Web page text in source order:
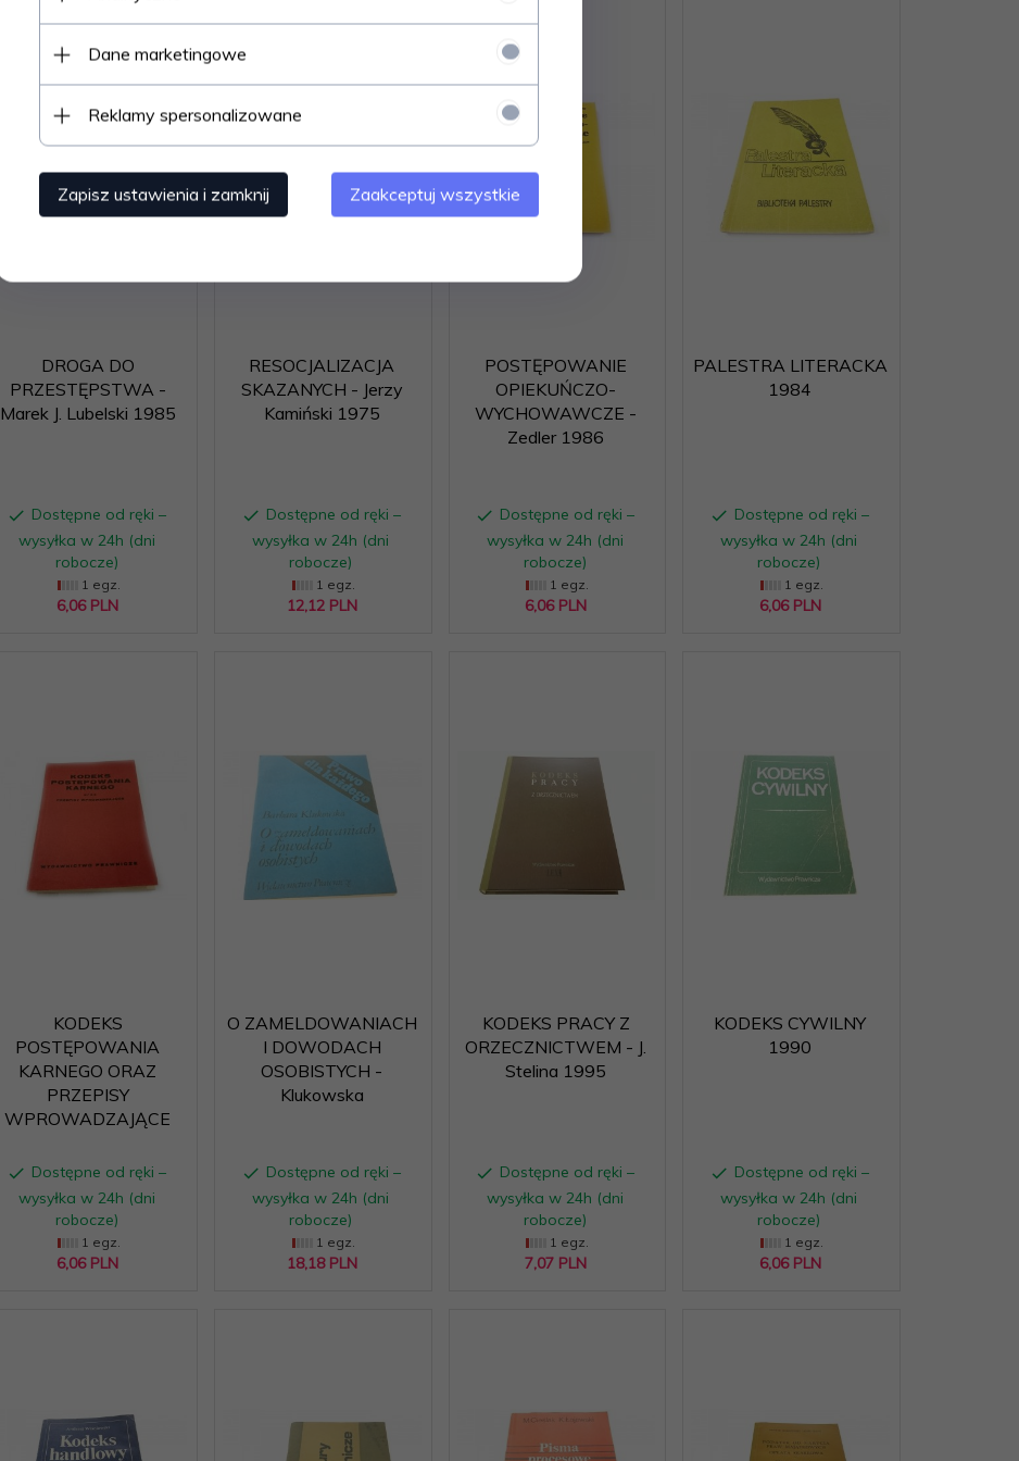
DROGA DO
PRZESTĘPSTWA -
Marek J. Lubelski 1985
Dostępne od ręki –
wysyłka w 24h (dni
robocze)
1 egz.
6,06 PLN
RESOCJALIZACJA
SKAZANYCH - Jerzy
Kamiński 1975
Dostępne od ręki –
wysyłka w 24h (dni
robocze)
1 egz.
12,12 PLN
POSTĘPOWANIE
OPIEKUŃCZO-
WYCHOWAWCZE -
Zedler 1986
Dostępne od ręki –
wysyłka w 24h (dni
robocze)
1 egz.
6,06 PLN
PALESTRA LITERACKA
1984
Dostępne od ręki –
wysyłka w 24h (dni
robocze)
1 egz.
6,06 PLN
KODEKS
POSTĘPOWANIA
KARNEGO ORAZ
PRZEPISY
WPROWADZAJĄCE
Dostępne od ręki –
wysyłka w 24h (dni
robocze)
1 egz.
6,06 PLN
O ZAMELDOWANIACH
I DOWODACH
OSOBISTYCH -
Klukowska
Dostępne od ręki –
wysyłka w 24h (dni
robocze)
1 egz.
18,18 PLN
KODEKS PRACY Z
ORZECZNICTWEM - J.
Stelina 1995
Dostępne od ręki –
wysyłka w 24h (dni
robocze)
1 egz.
7,07 PLN
KODEKS CYWILNY
1990
Dostępne od ręki –
wysyłka w 24h (dni
robocze)
1 egz.
6,06 PLN
Dane marketingowe
Reklamy spersonalizowane
Zapisz ustawienia i zamknij Zaakceptuj wszystkie